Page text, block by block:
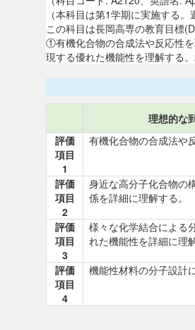
（本科目は第1学期に実施する
この科目は長岡高専の教育目標
①有機化合物の合成法や反応性
現する優れた機能性を理解する
理想的な
評価
項目
1
有機化合物の合成法や
評価
項目
2
身近な高分子化合物の
係を詳細に理解する。
評価
項目
3
様々な化学結合による
れた機能性を詳細に理
評価
項目
4
機能性材料の分子設計